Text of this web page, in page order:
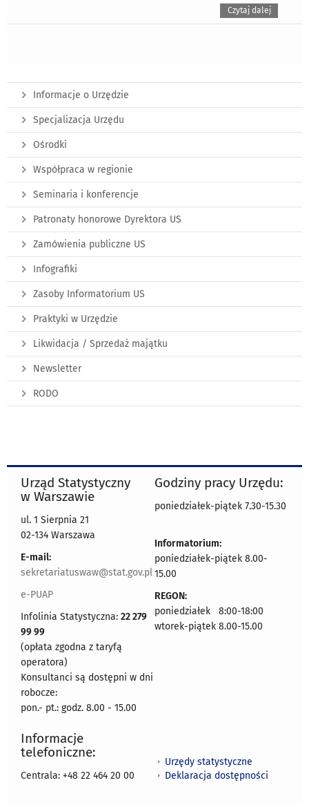
Czytaj dalej
Informacje o Urzędzie
Specjalizacja Urzędu
Ośrodki
Współpraca w regionie
Seminaria i konferencje
Patronaty honorowe Dyrektora US
Zamówienia publiczne US
Infografiki
Zasoby Informatorium US
Praktyki w Urzędzie
Likwidacja / Sprzedaż majątku
Newsletter
RODO
Urząd Statystyczny
w Warszawie
ul. 1 Sierpnia 21
02-134 Warszawa
E-mail:
sekretariatuswaw@stat.gov.pl
e-PUAP
Infolinia Statystyczna: 22 279
99 99
(opłata zgodna z taryfą
operatora)
Konsultanci są dostępni w dni
robocze:
pon.- pt.: godz. 8.00 - 15.00
Godziny pracy Urzędu:
poniedziałek-piątek 7.30-15.30
Informatorium:
poniedziałek-piątek 8.00-
15.00
REGON:
poniedziałek 8:00-18:00
wtorek-piątek 8.00-15.00
Informacje
telefoniczne:
Centrala: +48 22 464 20 00
Urzędy statystyczne
Deklaracja dostępności